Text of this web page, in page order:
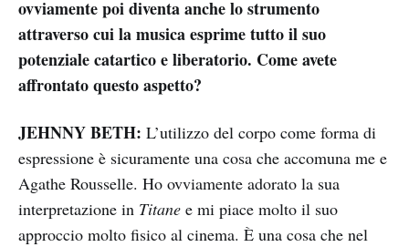
ovviamente poi diventa anche lo strumento
attraverso cui la musica esprime tutto il suo
potenziale catartico e liberatorio. Come avete
affrontato questo aspetto?
JEHNNY BETH: L’utilizzo del corpo come forma di
espressione è sicuramente una cosa che accomuna me e
Agathe Rousselle. Ho ovviamente adorato la sua
interpretazione in Titane e mi piace molto il suo
approccio molto fisico al cinema. È una cosa che nel